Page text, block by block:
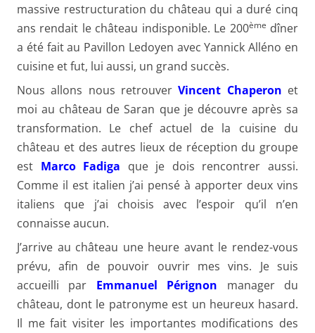
massive restructuration du château qui a duré cinq
ans rendait le château indisponible. Le 200ème dîner
a été fait au Pavillon Ledoyen avec Yannick Alléno en
cuisine et fut, lui aussi, un grand succès.
Nous allons nous retrouverVincent Chaperon et
moi au château de Saran que je découvre après sa
transformation. Le chef actuel de la cuisine du
château et des autres lieux de réception du groupe
est Marco Fadiga que je dois rencontrer aussi.
Comme il est italien j’ai pensé à apporter deux vins
italiens que j’ai choisis avec l’espoir qu’il n’en
connaisse aucun.
J’arrive au château une heure avant le rendez-vous
prévu, afin de pouvoir ouvrir mes vins. Je suis
accueilli par Emmanuel Pérignon manager du
château, dont le patronyme est un heureux hasard.
Il me fait visiter les importantes modifications des